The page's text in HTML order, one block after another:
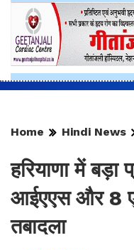
Home Hindi News
हरियाणा में
आईएएस और 8
तबादला